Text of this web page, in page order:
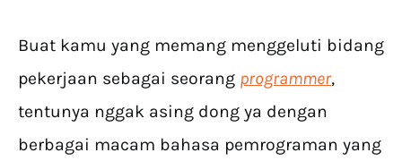
Buat kamu yang memang menggeluti bidang
pekerjaan sebagai seorang programmer,
tentunya nggak asing dong ya dengan
berbagai macam bahasa pemrograman yang